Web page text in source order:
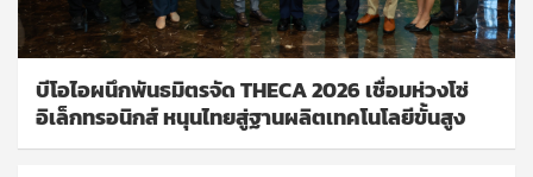
บีโอไอผนึกพันธมิตรจัด THECA 2026 เชื่อมห่วงโซ่
อิเล็กทรอนิกส์ หนุนไทยสู่ฐานผลิตเทคโนโลยีขั้นสูง